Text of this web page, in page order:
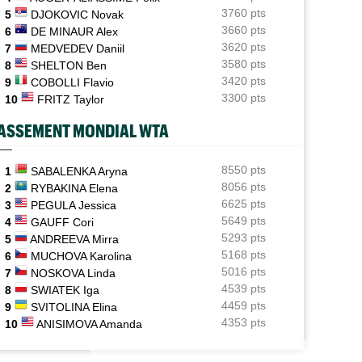
Tous les programmes et résultats du samedi 8 août
2026
11:48
Istanbul (CH)
Deux Français peuvent se retrouver en finale en
Turquie
Sabalenka, Swiatek, Pegula ce samedi : horaires et
diffusion TV
11:19
Grodzisk Mazowiecki (CH)
Mathys Erhard peut aller chercher sa plus belle finale
ATP - Montréal
Fils et Rinderknech ce samedi : horaires et diffusion TV
5
DJOKOVIC Novak
3760 pts
6
DE MINAUR Alex
3660 pts
7
MEDVEDEV Daniil
3620 pts
8
SHELTON Ben
3580 pts
9
COBOLLI Flavio
3420 pts
10
FRITZ Taylor 3300 pts
MONDIAL WTA
1 SABALENKA Aryna
8550 pts
2
RYBAKINA Elena
8056 pts
3
PEGULA Jessica
6625 pts
4
GAUFF Cori
5649 pts
5
ANDREEVA Mirra
5293 pts
6
MUCHOVA Karolina
5168 pts
7
NOSKOVA Linda
5016 pts
8
SWIATEK Iga
4539 pts
9
SVITOLINA Elina
4459 pts
10
ANISIMOVA Amanda 4353 pts